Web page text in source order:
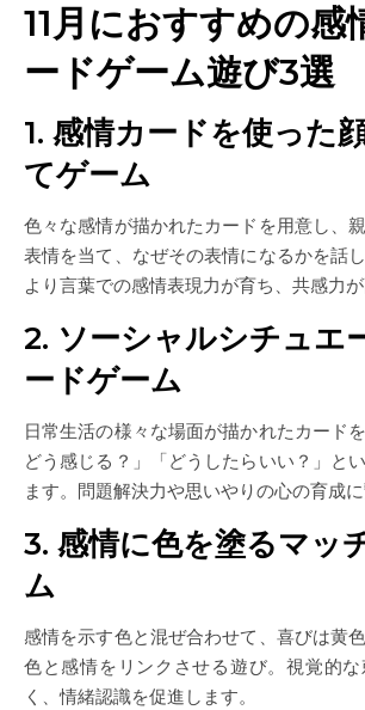
11月におすすめの感
ードゲーム遊び3選
1. 感情カードを使った
てゲーム
色々な感情が描かれたカードを用意し、
表情を当て、なぜその表情になるかを話
より言葉での感情表現力が育ち、共感力が
2. ソーシャルシチュエ
ードゲーム
日常生活の様々な場面が描かれたカード
どう感じる？」「どうしたらいい？」と
ます。問題解決力や思いやりの心の育成に
3. 感情に色を塗るマッ
ム
感情を示す色と混ぜ合わせて、喜びは黄
色と感情をリンクさせる遊び。視覚的
く、情緒認識を促進します。